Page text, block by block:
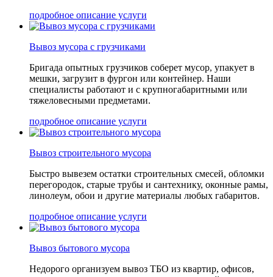
подробное описание услуги
Вывоз мусора с грузчиками
Бригада опытных грузчиков соберет мусор, упакует в
мешки, загрузит в фургон или контейнер. Наши
специалисты работают и с крупногабаритными или
тяжеловесными предметами.
подробное описание услуги
Вывоз строительного мусора
Быстро вывезем остатки строительных смесей, обломки
перегородок, старые трубы и сантехнику, оконные рамы,
линолеум, обои и другие материалы любых габаритов.
подробное описание услуги
Вывоз бытового мусора
Недорого организуем вывоз ТБО из квартир, офисов,